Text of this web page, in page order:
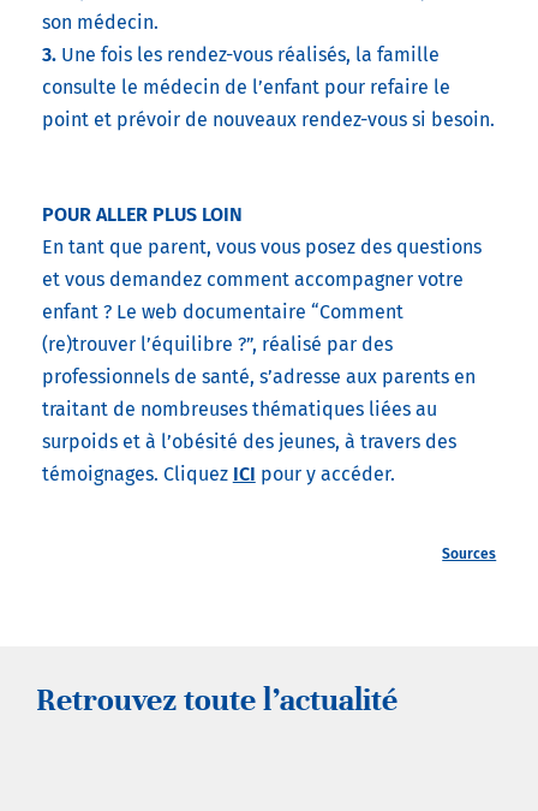
son médecin.
3. Une fois les rendez-vous réalisés, la famille
consulte le médecin de l’enfant pour refaire le
point et prévoir de nouveaux rendez-vous si besoin.
POUR ALLER PLUS LOIN
En tant que parent, vous vous posez des questions
et vous demandez comment accompagner votre
enfant ? Le web documentaire “Comment
(re)trouver l’équilibre ?”, réalisé par des
professionnels de santé, s’adresse aux parents en
traitant de nombreuses thématiques liées au
surpoids et à l’obésité des jeunes, à travers des
témoignages. Cliquez ICI pour y accéder.
Sources
Retrouvez toute l’actualité